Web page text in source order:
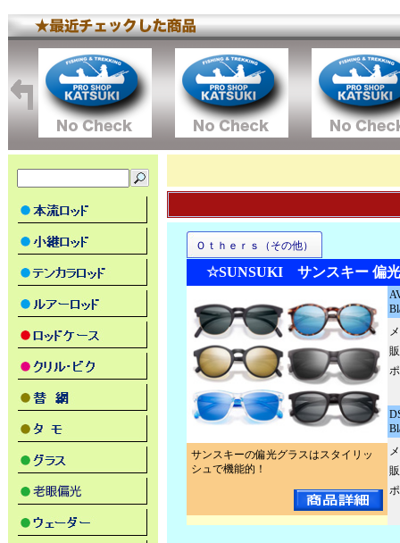
Ｏｔｈｅｒｓ（その他）
☆SUNSUKI サンスキー 偏
サンスキーの偏光グラスはスタイリッ
シュで機能的！